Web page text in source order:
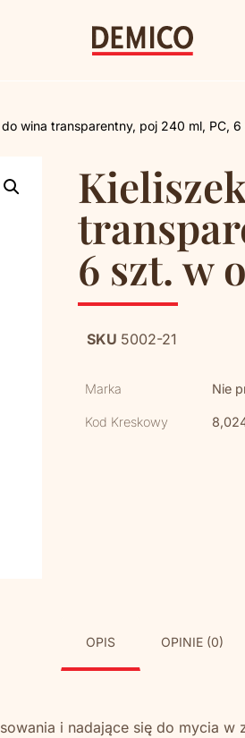
wina transparentny, poj 240 ml, PC,
6 szt. w
SKU 5002-21
Marka Nie
Kod Kreskowy
OPIS OPINIE (0)
i nadające się do mycia w